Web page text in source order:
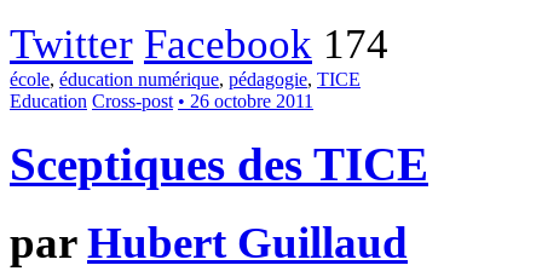
Twitter Facebook 174
école, éducation numérique, pédagogie, TICE
Education Cross-post • 26 octobre 2011
Sceptiques des TICE
parHubert Guillaud